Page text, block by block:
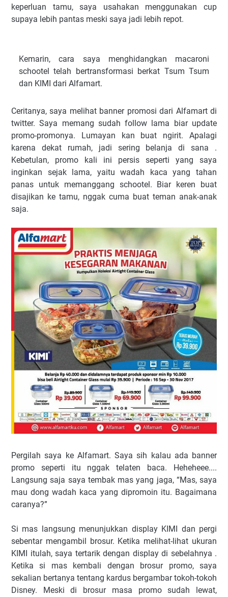
keperluan tamu, saya usahakan menggunakan cup
supaya lebih pantas meski saya jadi lebih repot.
Kemarin, cara saya menghidangkan macaroni
schootel telah bertransformasi berkat Tsum Tsum
dan KIMI dari Alfamart.
Ceritanya, saya melihat banner promosi dari Alfamart di
twitter. Saya memang sudah follow lama biar update
promo-promonya. Lumayan kan buat ngirit. Apalagi
karena dekat rumah, jadi sering belanja di sana .
Kebetulan, promo kali ini persis seperti yang saya
inginkan sejak lama, yaitu wadah kaca yang tahan
panas untuk memanggang schootel. Biar keren buat
disajikan ke tamu, nggak cuma buat teman anak-anak
saja.
Pergilah saya ke Alfamart. Saya sih kalau ada banner
promo seperti itu nggak telaten baca. Heheheee....
Langsung saja saya tembak mas yang jaga, “Mas, saya
mau dong wadah kaca yang dipromoin itu. Bagaimana
caranya?”
Si mas langsung menunjukkan display KIMI dan pergi
sebentar mengambil brosur. Ketika melihat-lihat ukuran
KIMI itulah, saya tertarik dengan display di sebelahnya .
Ketika si mas kembali dengan brosur promo, saya
sekalian bertanya tentang kardus bergambar tokoh-tokoh
Disney. Meski di brosur masa promo sudah lewat,